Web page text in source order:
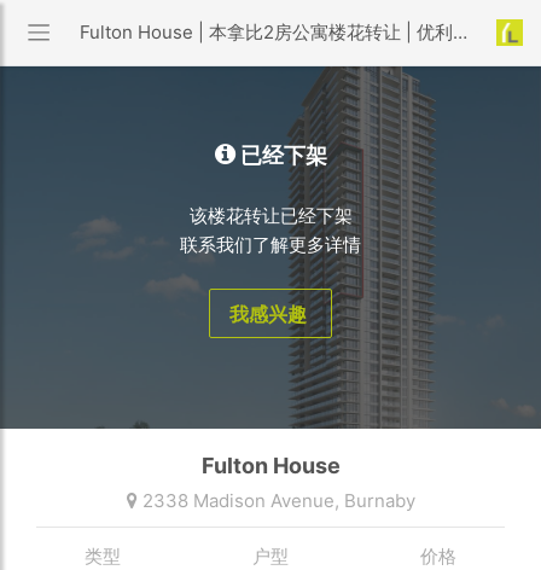
Fulton House | 本拿比2房公寓楼花转让 | 优利搜房
已经下架
该楼花转让已经下架
联系我们了解更多详情
我感兴趣
Fulton House
2338 Madison Avenue, Burnaby
类型 户型 价格